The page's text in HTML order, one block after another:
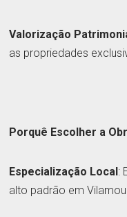
Valorização
as propriedades
Porquê Escolher a
Especialização Local :
alto padrão em